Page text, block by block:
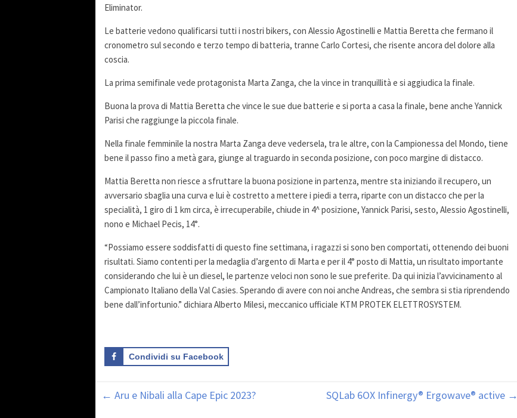
Eliminator.
Le batterie vedono qualificarsi tutti i nostri bikers, con Alessio Agostinelli e Mattia Beretta che fermano il
cronometro sul secondo e terzo tempo di batteria, tranne Carlo Cortesi, che risente ancora del dolore alla
coscia.
La prima semifinale vede protagonista Marta Zanga, che la vince in tranquillità e si aggiudica la finale.
Buona la prova di Mattia Beretta che vince le sue due batterie e si porta a casa la finale, bene anche Yannick
Parisi che raggiunge la piccola finale.
Nella finale femminile la nostra Marta Zanga deve vedersela, tra le altre, con la Campionessa del Mondo, tiene
bene il passo fino a metà gara, giunge al traguardo in seconda posizione, con poco margine di distacco.
Mattia Beretta non riesce a sfruttare la buona posizione in partenza, mentre sta iniziando il recupero, un
avversario sbaglia una curva e lui è costretto a mettere i piedi a terra, riparte con un distacco che per la
specialità, 1 giro di 1 km circa, è irrecuperabile, chiude in 4^ posizione, Yannick Parisi, sesto, Alessio Agostinelli,
nono e Michael Pecis, 14°.
“Possiamo essere soddisfatti di questo fine settimana, i ragazzi si sono ben comportati, ottenendo dei buoni
risultati. Siamo contenti per la medaglia d’argento di Marta e per il 4° posto di Mattia, un risultato importante
considerando che lui è un diesel, le partenze veloci non sono le sue preferite. Da qui inizia l’avvicinamento al
Campionato Italiano della Val Casies. Sperando di avere con noi anche Andreas, che sembra si stia riprendendo
bene dall’infortunio.” dichiara Alberto Milesi, meccanico ufficiale KTM PROTEK ELETTROSYSTEM.
Condividi su Facebook
← Aru e Nibali alla Cape Epic 2023? SQLab 6OX Infinergy® Ergowave® active →